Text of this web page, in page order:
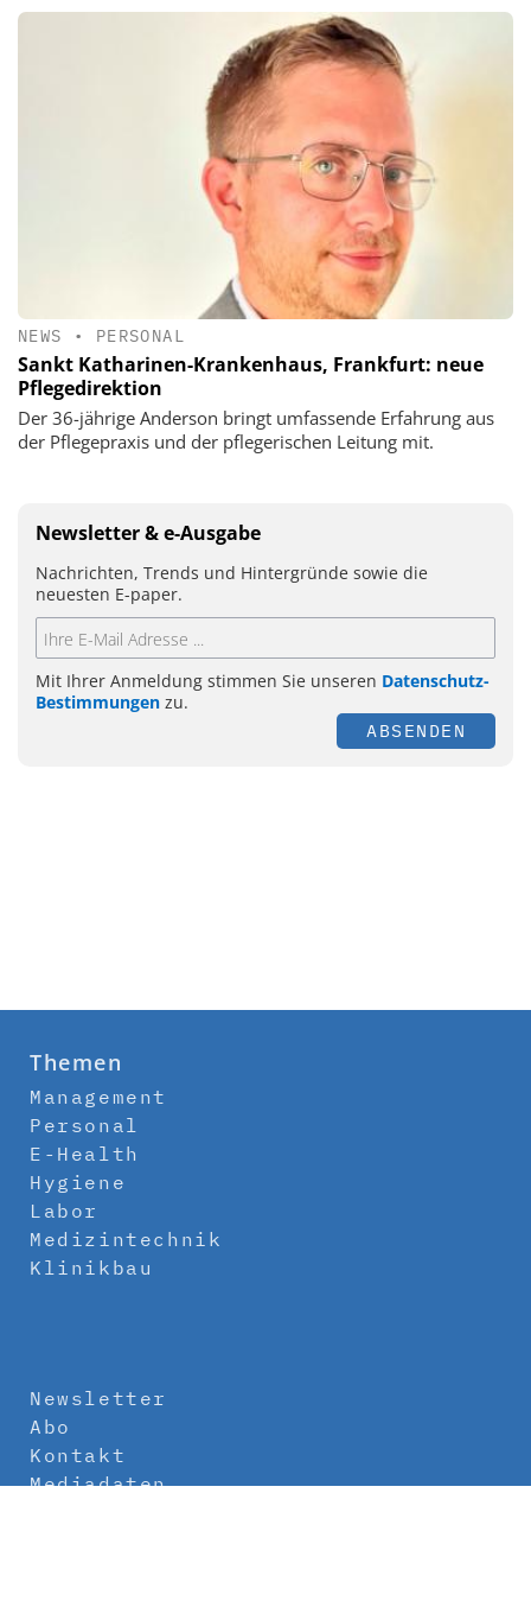
NEWS • PERSONAL
Sankt Katharinen-Krankenhaus, Frankfurt: neue
Pflegedirektion
Der 36-jährige Anderson bringt umfassende Erfahrung aus
der Pflegepraxis und der pflegerischen Leitung mit.
Newsletter & e-Ausgabe
Nachrichten, Trends und Hintergründe sowie die
neuesten E-paper.
Mit Ihrer Anmeldung stimmen Sie unseren Datenschutz-
Bestimmungen zu.
ABSENDEN
Themen
Management
Personal
E-Health
Hygiene
Labor
Medizintechnik
Klinikbau
Newsletter
Abo
Kontakt
Mediadaten